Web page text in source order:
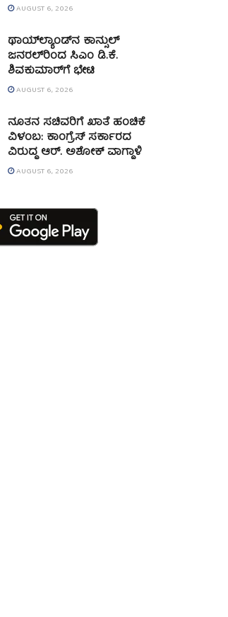
AUGUST 6, 2026
ಥಾಯ್‌ಲ್ಯಾಂಡ್‌ನ ಕಾನ್ಸುಲ್
ಜನರಲ್‌ರಿಂದ ಸಿಎಂ ಡಿ.ಕೆ.
ಶಿವಕುಮಾರ್‌ಗೆ ಭೇಟಿ
AUGUST 6, 2026
ನೂತನ ಸಚಿವರಿಗೆ ಖಾತೆ ಹಂಚಿಕೆ
ವಿಳಂಬ: ಕಾಂಗ್ರೆಸ್ ಸರ್ಕಾರದ
ವಿರುದ್ಧ ಆರ್. ಅಶೋಕ್ ವಾಗ್ದಾಳಿ
AUGUST 6, 2026